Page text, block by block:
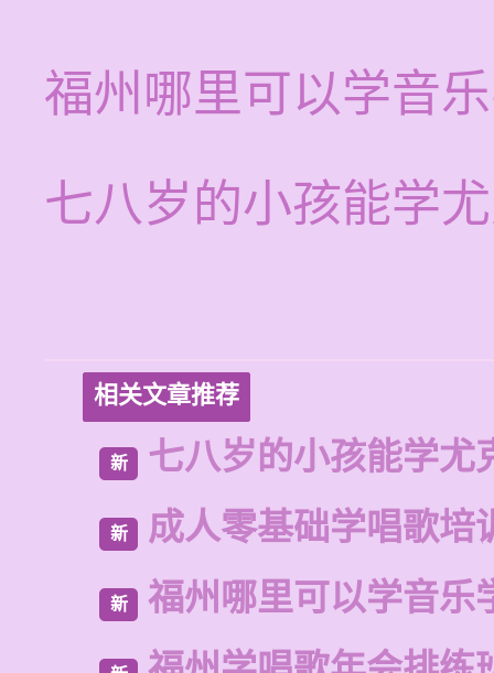
福州哪里可以学音
七八岁的小孩能学
相关文章推荐
新 七八岁的小孩能学尤
新 成人零基础学唱歌培
新 福州哪里可以学音乐